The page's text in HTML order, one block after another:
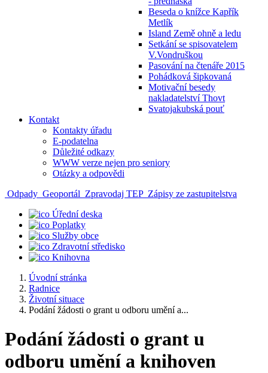
Beseda o knížce Kapřík
Metlík
Island Země ohně a ledu
Setkání se spisovatelem
V.Vondruškou
Pasování na čtenáře 2015
Pohádková šipkovaná
Motivační besedy
nakladatelství Thovt
Svatojakubská pouť
Kontakt
Kontakty úřadu
E-podatelna
Důležité odkazy
WWW verze nejen pro seniory
Otázky a odpovědi
Odpady Geoportál Zpravodaj TEP Zápisy ze zastupitelstva
Úřední deska
Poplatky
Služby obce
Zdravotní středisko
Knihovna
Úvodní stránka
Radnice
Životní situace
Podání žádosti o grant u odboru umění a...
Podání žádosti o grant u
odboru umění a knihoven